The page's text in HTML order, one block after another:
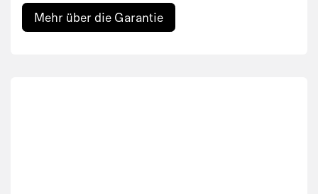
Mehr über die Garantie